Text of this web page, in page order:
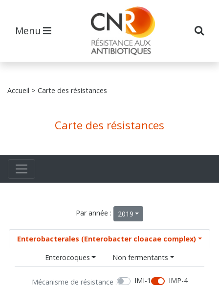
Menu
Accueil > Carte des résistances
Carte des résistances
Par année : 2019
Enterobacterales (Enterobacter cloacae complex)
Enterocoques
Non fermentants
Mécanisme de résistance : IMI-1
IMP-4